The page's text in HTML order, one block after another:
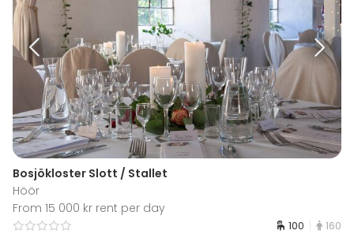
Bosjökloster Slott / Stallet
Höör
From 15 000 kr rent per day
100 160